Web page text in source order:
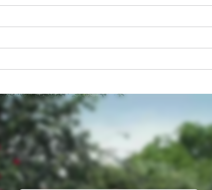
Wir benötigen deine Zustimmung, um
Google Maps laden zu können!
This content is not permitted to load due
to trackers that are not disclosed to the
visitor. The website owner needs to setup
the site with their CMP to add this content